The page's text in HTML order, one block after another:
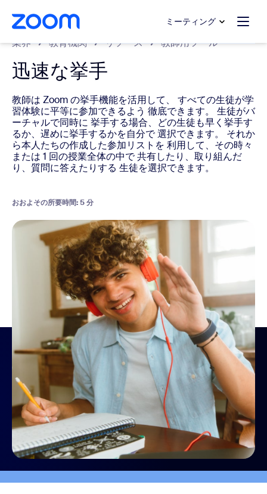
テンツへスキップ
ットへスキップ ミーティング
業界 教育機関 リソース 教師用ツール
迅速な挙手
教師は Zoom の挙手機能を活用して、 すべての生徒が学
習体験に平等に参加できるよう 徹底できます。 生徒がバ
ーチャルで同時に 挙手する場合、どの生徒も早く挙手す
るか、遅めに挙手するかを自分で 選択できます。 それか
ら本人たちの作成した参加リストを 利用して、その時々
または 1 回の授業全体の中で 共有したり、取り組んだ
り、質問に答えたりする 生徒を選択できます。
おおよその所要時間: 5 分